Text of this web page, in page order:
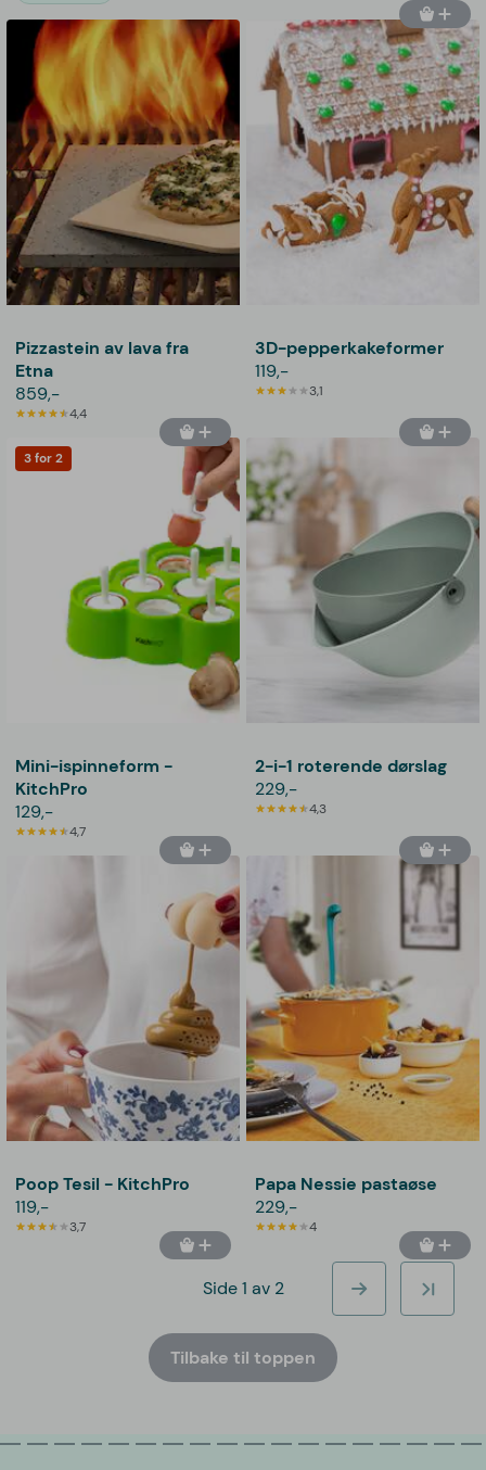
Pizzastein av lava fra
Etna
859,-
4,4
3D-pepperkakeformer
119,-
3,1
3 for 2
Mini-ispinneform -
KitchPro
129,-
4,7
2-i-1 roterende dørslag
229,-
4,3
Poop Tesil - KitchPro
119,-
3,7
Papa Nessie pastaøse
229,-
4
Side 1 av 2
Tilbake til toppen